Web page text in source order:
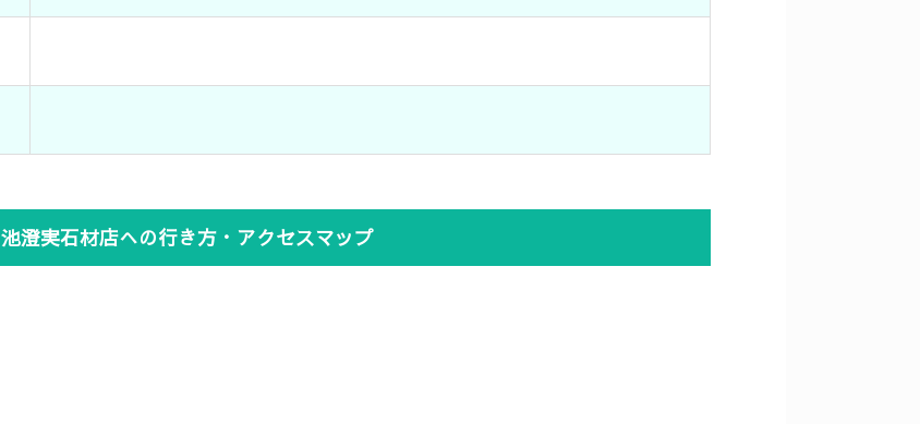
池澄実石材店への行き方・アクセスマップ